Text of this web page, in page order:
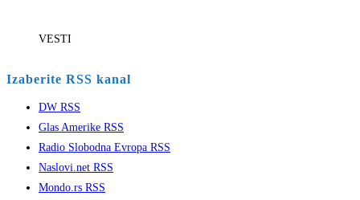
VESTI
Izaberite RSS kanal
DW RSS
Glas Amerike RSS
Radio Slobodna Evropa RSS
Naslovi.net RSS
Mondo.rs RSS